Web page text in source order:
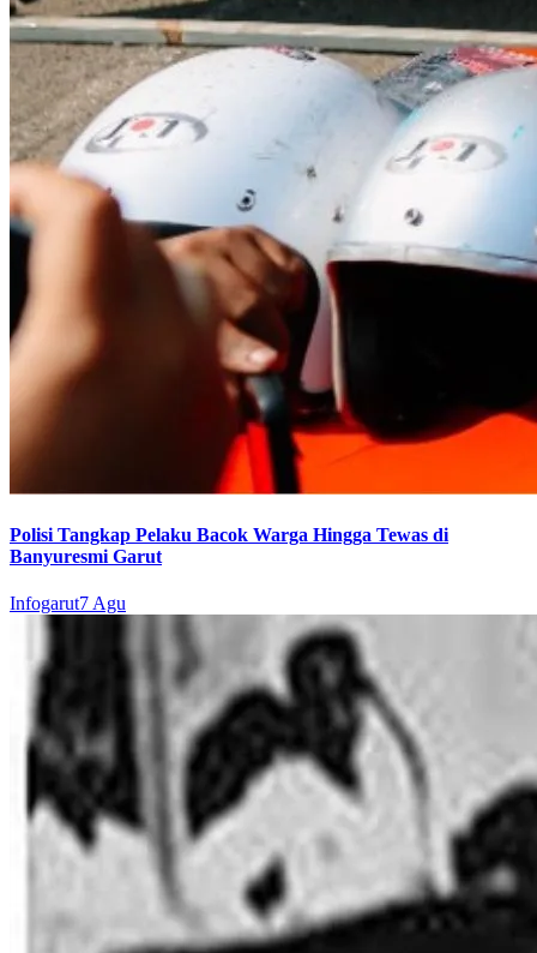
Polisi Tangkap Pelaku Bacok Warga Hingga Tewas di
Banyuresmi Garut
Infogarut7 Agu